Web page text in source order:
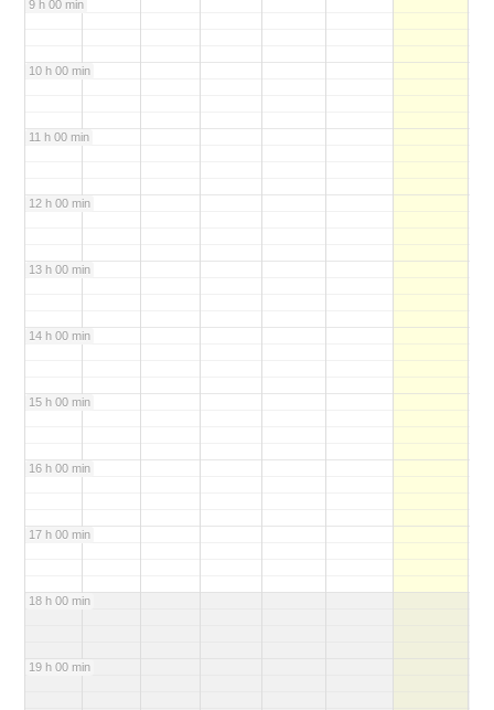
9 h 00 min
10 h 00 min
11 h 00 min
12 h 00 min
13 h 00 min
14 h 00 min
15 h 00 min
16 h 00 min
17 h 00 min
18 h 00 min
19 h 00 min